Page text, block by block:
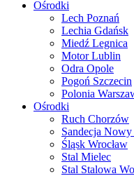
Ośrodki
Lech Poznań
Lechia Gdańsk
Miedź Legnica
Motor Lublin
Odra Opole
Pogoń Szczecin
Polonia
Ośrodki
Ruch Chorzów
Sandecja Nowy
Śląsk Wrocław
Stal Mielec
Stal Stalowa